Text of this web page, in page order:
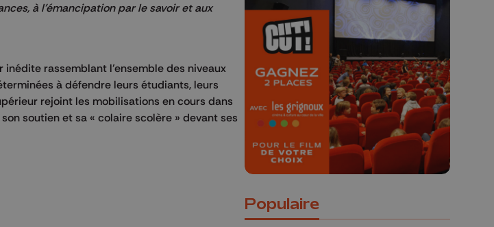
à l’émancipation par le savoir et aux
rassemblant l’ensemble des niveaux
à défendre leurs étudiants, leurs
rejoint les mobilisations en cours dans
soutien et sa « colaire scolère » devant ses
🎬 Concours CUT x
Les Grignoux ✨
Concours permanent - 2 places à
gagner chaque semaine !
Populaire